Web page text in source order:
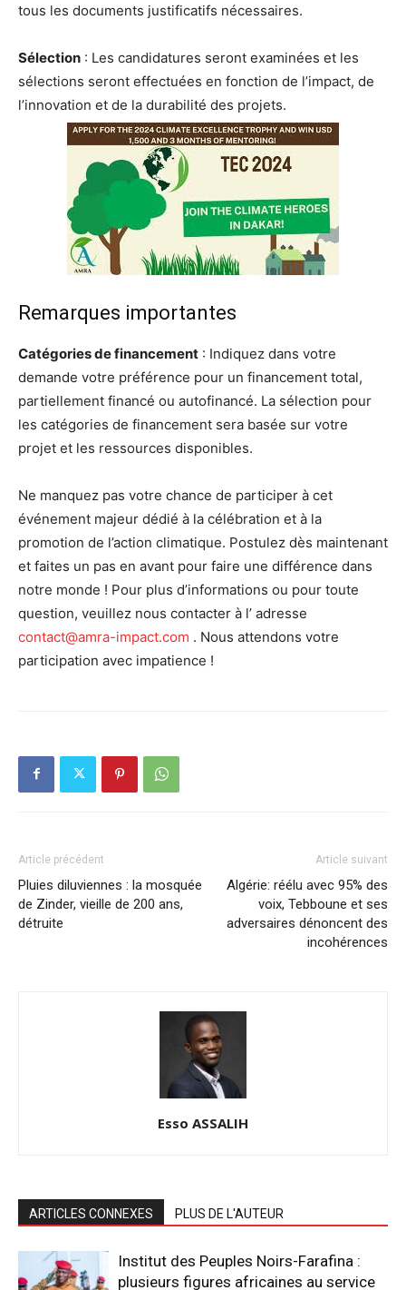
tous les documents justificatifs nécessaires.
Sélection : Les candidatures seront examinées et les
sélections seront effectuées en fonction de l’impact, de
l’innovation et de la durabilité des projets.
Remarques importantes
Catégories de financement : Indiquez dans votre
demande votre préférence pour un financement total,
partiellement financé ou autofinancé. La sélection pour
les catégories de financement sera basée sur votre
projet et les ressources disponibles.
Ne manquez pas votre chance de participer à cet
événement majeur dédié à la célébration et à la
promotion de l’action climatique. Postulez dès maintenant
et faites un pas en avant pour faire une différence dans
notre monde ! Pour plus d’informations ou pour toute
question, veuillez nous contacter à l’ adresse
contact@amra-impact.com . Nous attendons votre
participation avec impatience !
Article précédent
Pluies diluviennes : la mosquée
de Zinder, vieille de 200 ans,
détruite
Article suivant
Algérie: réélu avec 95% des
voix, Tebboune et ses
adversaires dénoncent des
incohérences
Esso ASSALIH
ARTICLES CONNEXES PLUS DE L'AUTEUR
Institut des Peuples Noirs-Farafina :
plusieurs figures africaines au service